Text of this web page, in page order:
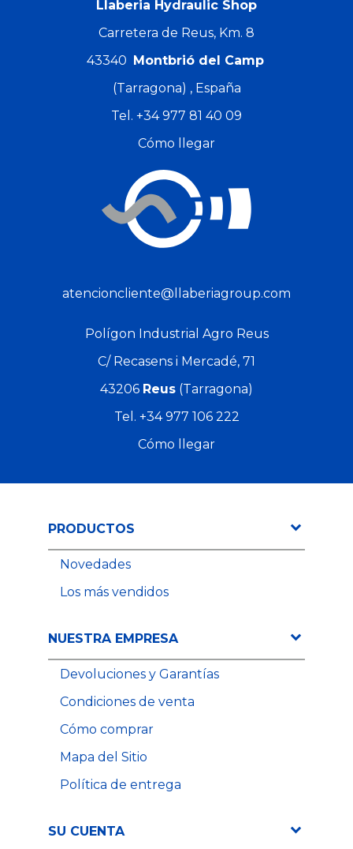
12,35 €
Precio
35,71 €
Precio
Llaberia Hydraulic Shop
Carretera de Reus, Km. 8
43340
Montbrió del Camp
(Tarragona) , España
Tel. +34 977 81 40 09
Cómo llegar
atencioncliente@llaberiagroup.com
Polígon Industrial Agro Reus
C/ Recasens i Mercadé, 71
43206 Reus (Tarragona)
Tel. +34 977 106 222
Cómo llegar
PRODUCTOS
Novedades
Los más vendidos
NUESTRA EMPRESA
Devoluciones y Garantías
Condiciones de venta
Cómo comprar
Mapa del Sitio
Política de entrega
SU CUENTA